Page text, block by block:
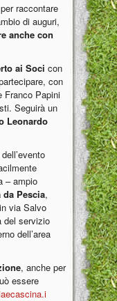
raccontare
di auguri,
anche con
ai Soci con
con
Franco Papini
Seguirà un
Leonardo
– ampio
Pescia,
via Salvo
del servizio
dell’area
, anche per
essere